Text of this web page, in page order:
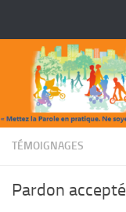
TÉMOIGNAGES
Pardon accepté